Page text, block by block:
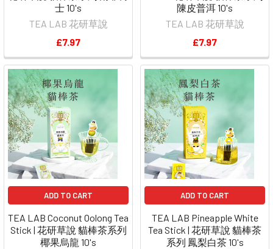
士 10's
TEA LAB 花研草說
£7.97
陳皮普洱 10's
TEA LAB 花研草說
£7.97
ADD TO CART
TEA LAB Coconut Oolong Tea
Stick | 花研草說 貓棒茶系列
椰果烏龍 10's
ADD TO CART
TEA LAB Pineapple White
Tea Stick | 花研草說 貓棒茶
系列 鳳梨白茶 10's